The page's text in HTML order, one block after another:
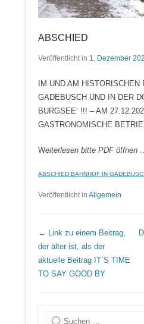
ABSCHIED
Veröffentlicht in 1. Dezember
IM UND AM HISTORISCHEN
GADEBUSCH UND IN DER
BURGSEE‘ !!! – AM
GASTRONOMISCHE
Weiterlesen bitte PDF öffnen
ABSCHIED BAHNHOF IN
Veröffentlicht in Allgemein
Beitrags Übersicht
← Link zu einem Beitrag,
der älter ist, als der
aktuelle Beitrag IT`S TIME
TO SAY GOOD BY
Suche